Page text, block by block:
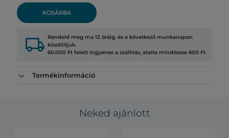
KOSÁRBA
local_shipping Rendeld meg ma 12 óráig, és a következő munkanapon
kiszállítjuk.
60.000 Ft felett ingyenes a szállítás, alatta mindössze 600 Ft.
Termékinformáció
Neked ajánlott